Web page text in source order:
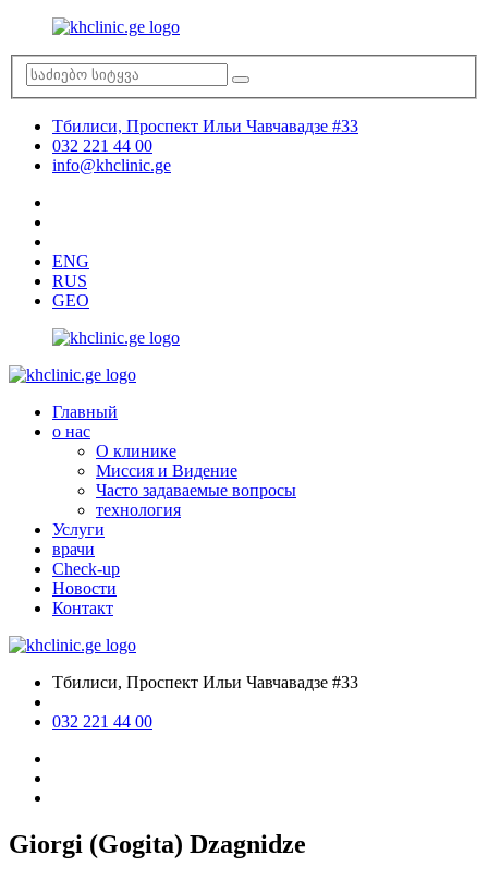
Тбилиси, Проспект Ильи Чавчавадзе #33
032 221 44 00
info@khclinic.ge
ENG
RUS
GEO
Главный
о нас
О клинике
Миссия и Видение
Часто задаваемые вопросы
технология
Услуги
врачи
Check-up
Новости
Контакт
Тбилиси, Проспект Ильи Чавчавадзе #33
032 221 44 00
Giorgi (Gogita) Dzagnidze